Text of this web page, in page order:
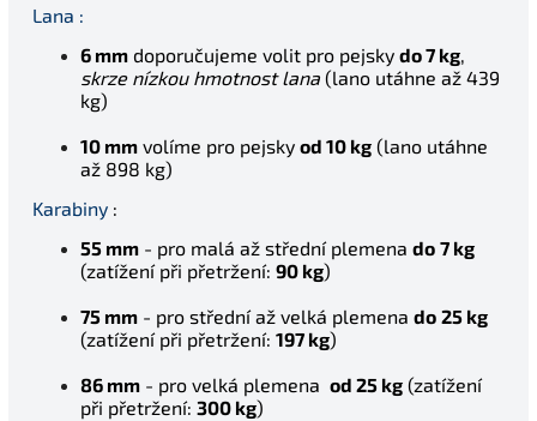
Lana :
6 mm doporučujeme volit pro pejsky do 7 kg,
skrze nízkou hmotnost lana (lano utáhne až 439
kg)
10 mm volíme pro pejsky od 10 kg (lano utáhne
až 898 kg)
Karabiny :
55 mm - pro malá až střední plemena do 7 kg
(zatížení při přetržení: 90 kg)
75 mm - pro střední až velká plemena do 25 kg
(zatížení při přetržení: 197 kg)
86 mm - pro velká plemena od 25 kg (zatížení
při přetržení: 300 kg)